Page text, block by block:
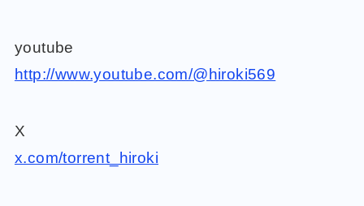
youtube
http://www.youtube.com/@hiroki569
X
x.com/torrent_hiroki